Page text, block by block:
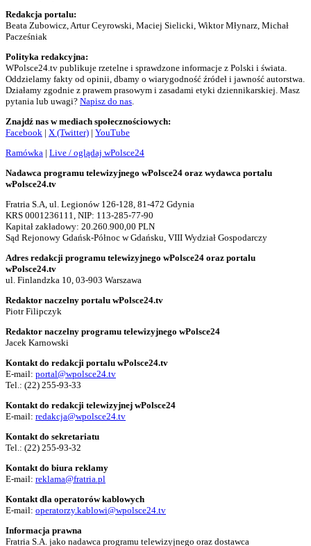
Redakcja portalu:
Beata Zubowicz, Artur Ceyrowski, Maciej Sielicki, Wiktor Młynarz, Michał
Pacześniak
Polityka redakcyjna:
WPolsce24.tv publikuje rzetelne i sprawdzone informacje z Polski i świata.
Oddzielamy fakty od opinii, dbamy o wiarygodność źródeł i jawność autorstwa.
Działamy zgodnie z prawem prasowym i zasadami etyki dziennikarskiej. Masz
pytania lub uwagi? Napisz do nas
Znajdź nas w mediach społecznościowych:
Facebook | X (Twitter) | YouTube
Ramówka | Live / oglądaj wPolsce24
Nadawca programu telewizyjnego wPolsce24 oraz wydawca portalu
wPolsce24.tv
Fratria S.A, ul. Legionów 126-128, 81-472 Gdynia
KRS 0001236111, NIP: 113-285-77-90
Kapitał zakładowy: 20.260.900,00 PLN
Sąd Rejonowy Gdańsk-Północ w Gdańsku, VIII Wydział Gospodarczy
Adres redakcji programu telewizyjnego wPolsce24 oraz portalu
wPolsce24.tv
ul. Finlandzka 10, 03-903 Warszawa
Redaktor naczelny portalu wPolsce24.tv
Piotr Filipczyk
Redaktor naczelny programu telewizyjnego wPolsce24
Jacek Karnowski
Kontakt do redakcji portalu wPolsce24.tv
E-mail: portal@wpolsce24.tv
Tel.: (22) 255-93-33
Kontakt do redakcji telewizyjnej wPolsce24
E-mail: redakcja@wpolsce24.tv
Kontakt do sekretariatu
Tel.: (22) 255-93-32
Kontakt do biura reklamy
E-mail: reklama@fratria.pl
Kontakt dla operatorów kablowych
E-mail: operatorzy.kablowi@wpolsce24.tv
Informacja prawna
Fratria S.A. jako nadawca programu telewizyjnego oraz dostawca